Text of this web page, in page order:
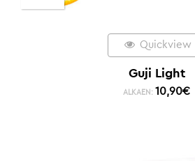
Quickview
Guji Light
ALKAEN: 10,90€